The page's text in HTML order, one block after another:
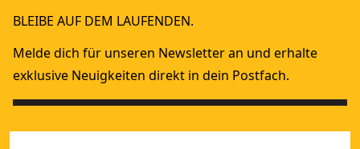
BLEIBE AUF DEM LAUFENDEN.
Melde dich für unseren Newsletter an und erhalte
exklusive Neuigkeiten direkt in dein Postfach.